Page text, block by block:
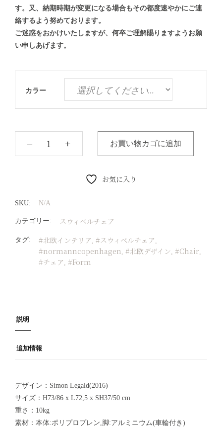
す。又、納期時期が変更になる場合もその都度速やかにご連
絡するよう努めております。
ご迷惑をおかけいたしますが、何卒ご理解賜りますようお願
い申しあげます。
カラー
‒ + お買い物カゴに追加
お気に入り
SKU: N/A
カテゴリー: スウィベルチェア
タグ: #北欧インテリア , #スウィベルチェア ,
#normanncopenhagen, #北欧デザイン, #Chair,
#チェア , #Form
説明
追加情報
デザイン：Simon Legald(2016)
サイズ：H73/86 x L72,5 x SH37/50 cm
重さ：10kg
素材：本体:ポリプロプレン,脚:アルミニウム(車輪付き)